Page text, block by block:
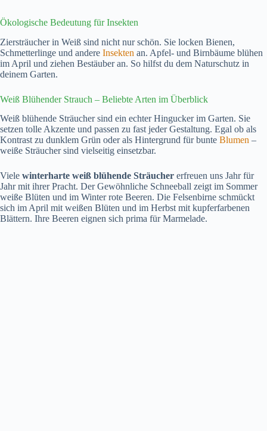
Ökologische Bedeutung für Insekten
Ziersträucher in Weiß sind nicht nur schön. Sie locken Bienen,
Schmetterlinge und andere Insekten an. Apfel- und Birnbäume blühen
im April und ziehen Bestäuber an. So hilfst du dem Naturschutz in
deinem Garten.
Weiß Blühender Strauch – Beliebte Arten im Überblick
Weiß blühende Sträucher sind ein echter Hingucker im Garten. Sie
setzen tolle Akzente und passen zu fast jeder Gestaltung. Egal ob als
Kontrast zu dunklem Grün oder als Hintergrund für bunte Blumen –
weiße Sträucher sind vielseitig einsetzbar.
Viele winterharte weiß blühende Sträucher erfreuen uns Jahr für
Jahr mit ihrer Pracht. Der Gewöhnliche Schneeball zeigt im Sommer
weiße Blüten und im Winter rote Beeren. Die Felsenbirne schmückt
sich im April mit weißen Blüten und im Herbst mit kupferfarbenen
Blättern. Ihre Beeren eignen sich prima für Marmelade.